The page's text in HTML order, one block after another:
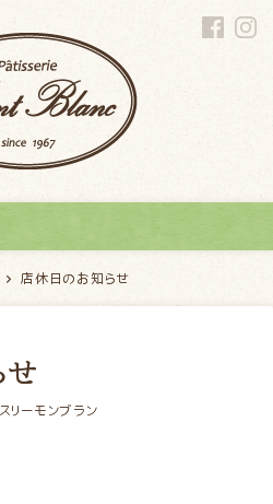
店休日のお知らせ
せ
リーモンブラン